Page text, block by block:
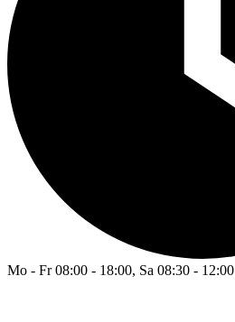
Mo - Fr 08:00 - 18:00, Sa 08:30 - 12:00